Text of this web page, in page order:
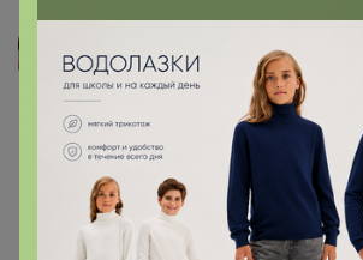
Как здесь все устроено?
Как сделать заказ?
Как получить?